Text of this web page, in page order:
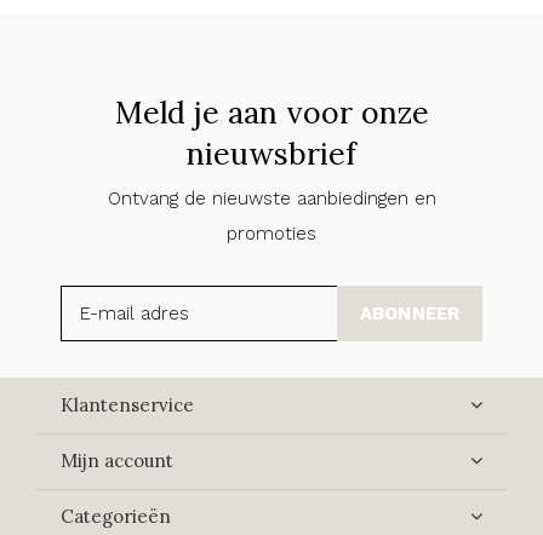
Meld je aan voor onze
nieuwsbrief
Ontvang de nieuwste aanbiedingen en
promoties
ABONNEER
Klantenservice
Mijn account
Categorieën